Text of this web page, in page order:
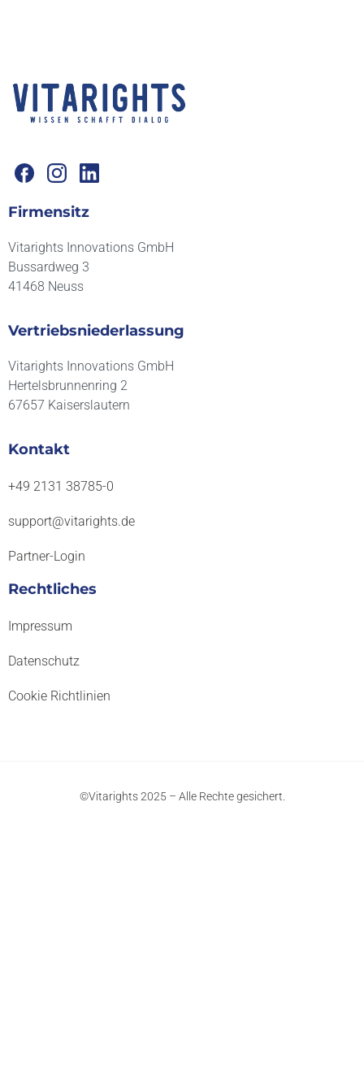
Firmensitz
Vitarights Innovations GmbH
Bussardweg 3
41468 Neuss
Vertriebsniederlassung
Vitarights Innovations GmbH
Hertelsbrunnenring 2
67657 Kaiserslautern
Kontakt
+49 2131 38785-0
support@vitarights.de
Partner-Login
Rechtliches
Impressum
Datenschutz
Cookie Richtlinien
©Vitarights 2025 – Alle Rechte gesichert.
Probe B wurde nur auf das telefonierende
Probe C bekam zeitgleich zum Telefonat ein Gerät
Probe D wurde nach dem Telefonat für zwei
Gerät mit den harmonischen Frequenzen gestellt.
Glasträgern wurden Bindegewebszellen mithilfe
Nährstofflösungen gezüchtet. Die Lösungen
unterschiedlichen Proben A bis D kam.
Untersucht wurde die Fähigkeit der Zellen zur
können nicht 1:1 auf den Menschen übertragen